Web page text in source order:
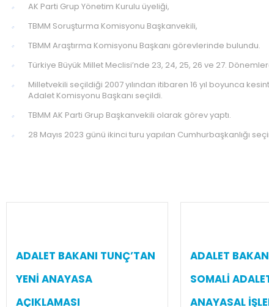
AK Parti Grup Yönetim Kurulu üyeliği,
TBMM Soruşturma Komisyonu Başkanvekili,
TBMM Araştırma Komisyonu Başkanı görevlerinde bulundu.
Türkiye Büyük Millet Meclisi’nde 23, 24, 25, 26 ve 27.
Milletvekili seçildiği 2007 yılından itibaren 16 yıl boyunca
Adalet Komisyonu Başkanı seçildi.
TBMM AK Parti Grup Başkanvekili olarak görev yaptı.
28 Mayıs 2023 günü ikinci turu yapılan Cumhurbaşkanlığı
ADALET BAKANI TUNÇ’TAN
YENİ ANAYASA
AÇIKLAMASI
ADALET
SOMALİ
ANAYASAL